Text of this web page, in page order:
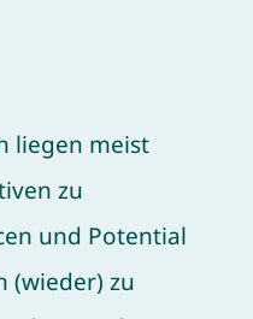
liegen meist
zu
und Potential
(wieder) zu